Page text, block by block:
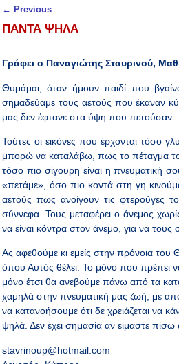
Post navigation
← Previous
ΠΑΝΤΑ ΨΗΛΑ
Γράφει ο Παναγιώτης Σταυρινού,
Θυμάμαι, όταν ήμουν παιδί που
σημαδεύαμε τους αετούς που έκαναν
μας δεν έφτανε στα ύψη που πετούσαν.
Τούτες οι εικόνες που έρχονται τόσο
μπορώ να καταλάβω, πως το πέταγμα
τόσο πιο σίγουρη είναι η πνευματική
«πετάμε», όσο πιο κοντά στη γη
αετούς πως ανοίγουν τις φτερούγες
σύννεφα. Τους μεταφέρει ο άνεμος
να είναι κόντρα στον άνεμο, για να τους
Ας αφεθούμε κι εμείς στην πρόνοια του
όπου Αυτός θέλει. Το μόνο που πρέπει
μόνο έτσι θα ανεβούμε πάνω από τα
χαμηλά στην πνευματική μας ζωή, με
να κατανοήσουμε ότι δε χρειάζεται να
ψηλά. Δεν έχει σημασία αν είμαστε
stavrinoup@hotmail.com